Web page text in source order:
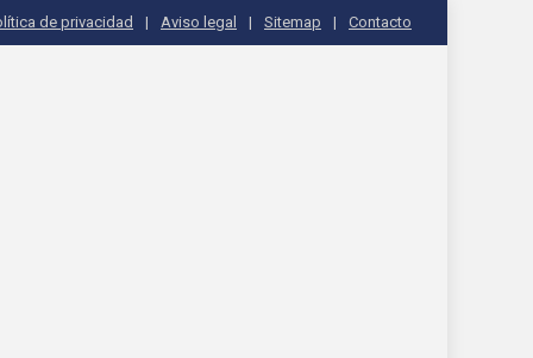
de privacidad Aviso legal Sitemap Contacto